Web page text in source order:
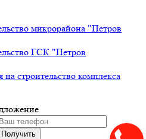
микрорайона "Петров
ГСК "Петров
строительство комплекса
Получить